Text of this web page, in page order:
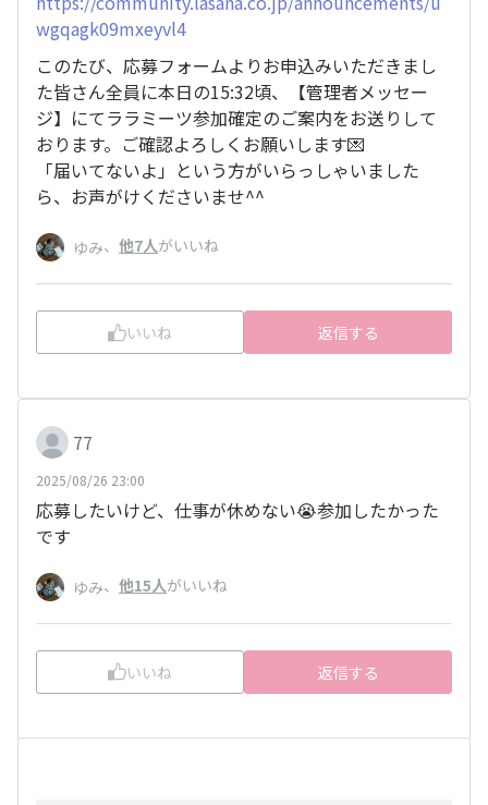
wgqagk09mxeyvl4
このたび、応募フォームよりお申込みいただきまし
た皆さん全員に本日の15:32頃、【管理者メッセー
ジ】にてララミーツ参加確定のご案内をお送りして
おります。ご確認よろしくお願いします💌
「届いてないよ」という方がいらっしゃいました
ら、お声がけくださいませ^^
ゆみ、 他7人がいいね
いいね 返信する
77
2025/08/26 23:00
応募したいけど、仕事が休めない😭参加したかった
です
ゆみ、 他15人がいいね
いいね 返信する